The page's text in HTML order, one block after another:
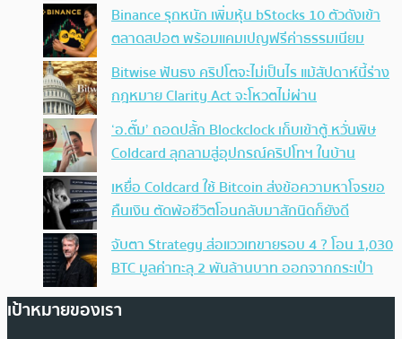
Binance รุกหนัก เพิ่มหุ้น bStocks 10 ตัวดังเข้า
ตลาดสปอต พร้อมแคมเปญฟรีค่าธรรมเนียม
Bitwise ฟันธง คริปโตจะไม่เป็นไร แม้สัปดาห์นี้ร่าง
กฎหมาย Clarity Act จะโหวตไม่ผ่าน
‘อ.ตั๊ม’ ถอดปลั้ก Blockclock เก็บเข้าตู้ หวั่นพิษ
Coldcard ลุกลามสู่อุปกรณ์คริปโทฯ ในบ้าน
เหยื่อ Coldcard ใช้ Bitcoin ส่งข้อความหาโจรขอ
คืนเงิน ตัดพ้อชีวิตโอนกลับมาสักนิดก็ยังดี
จับตา Strategy ส่อแววเทขายรอบ 4 ? โอน 1,030
BTC มูลค่าทะลุ 2 พันล้านบาท ออกจากกระเป๋า
เป้าหมายของเรา